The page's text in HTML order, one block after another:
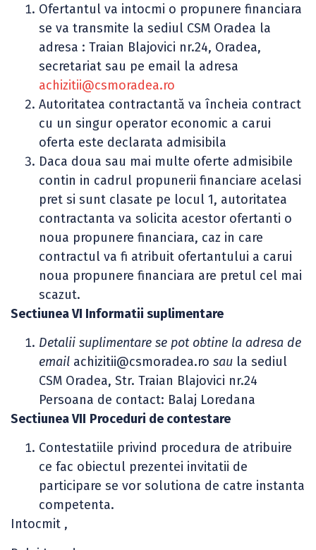
Ofertantul va intocmi o propunere financiara
se va transmite la sediul CSM Oradea la
adresa : Traian Blajovici nr.24, Oradea,
secretariat sau pe email la adresa
achizitii@csmoradea.ro
Autoritatea contractantă va încheia contract
cu un singur operator economic a carui
oferta este declarata admisibila
Daca doua sau mai multe oferte admisibile
contin in cadrul propunerii financiare acelasi
pret si sunt clasate pe locul 1, autoritatea
contractanta va solicita acestor ofertanti o
noua propunere financiara, caz in care
contractul va fi atribuit ofertantului a carui
noua propunere financiara are pretul cel mai
scazut.
Sectiunea VI Informatii suplimentare
Detalii suplimentare se pot obtine la adresa de
email achizitii@csmoradea.ro sau la sediul
CSM Oradea, Str. Traian Blajovici nr.24
Persoana de contact: Balaj Loredana
Sectiunea VII Proceduri de contestare
Contestatiile privind procedura de atribuire
ce fac obiectul prezentei invitatii de
participare se vor solutiona de catre instanta
competenta.
Intocmit ,